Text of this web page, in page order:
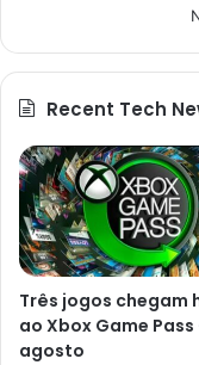
Recent Tech
Três jogos chegam
ao Xbox Game Pass
agosto